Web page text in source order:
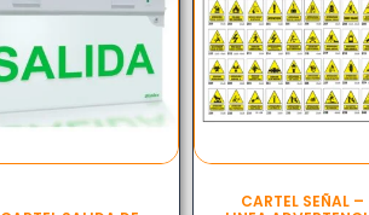
CARTEL SEÑAL –